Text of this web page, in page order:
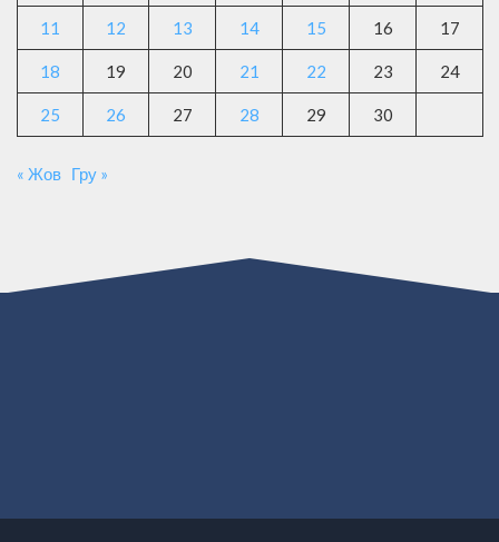
11 12 13 14 15 16 17
18 19 20 21 22 23 24
25 26 27 28 29 30
« Жов Гру »